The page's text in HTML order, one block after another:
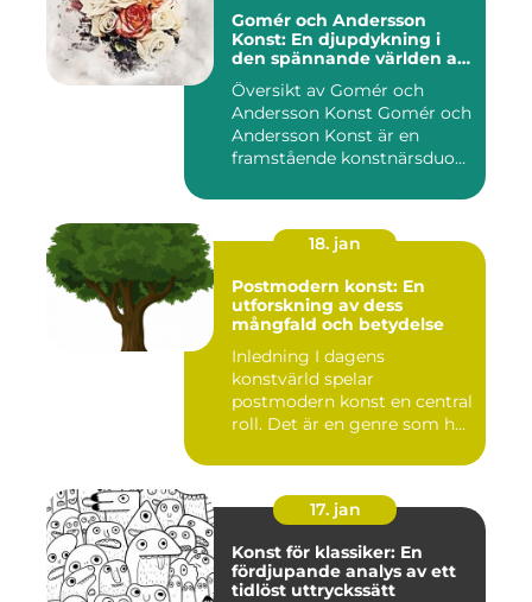
Gomér och Andersson
Konst: En djupdykning i
den spännande världen av
konst
Översikt av Gomér och
Andersson Konst Gomér och
Andersson Konst är en
framstående konstnärsduo
18. jan
Postmodern konst: En
utforskning av dess
mångfald och betydelse
Inledning I dagens
konstvärld spelar
postmodern konst en central
roll. Det är en genre som har
17. jan
Konst för klassiker: En
fördjupande analys av ett
tidlöst uttryckssätt